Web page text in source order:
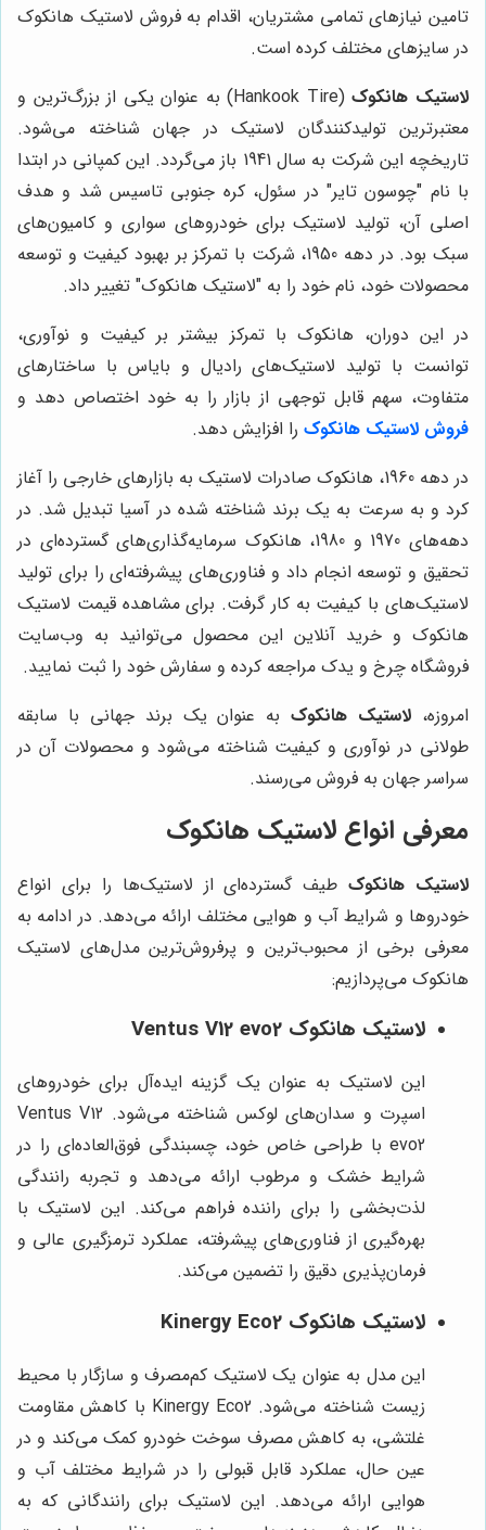
تامین نیازهای تمامی مشتریان، اقدام به فروش لاستیک هانکوک
در سایزهای مختلف کرده است.
لاستیک هانکوک
(Hankook Tire) به عنوان یکی از بزرگ‌ترین و
معتبرترین تولیدکنندگان لاستیک در جهان شناخته می‌شود.
تاریخچه این شرکت به سال 1941 باز می‌گردد. این کمپانی در ابتدا
با نام "چوسون تایر" در سئول، کره جنوبی تاسیس شد و هدف
اصلی آن، تولید لاستیک برای خودروهای سواری و کامیون‌های
سبک بود. در دهه 1950، شرکت با تمرکز بر بهبود کیفیت و توسعه
محصولات خود، نام خود را به "لاستیک هانکوک" تغییر داد.
در این دوران، هانکوک با تمرکز بیشتر بر کیفیت و نوآوری،
توانست با تولید لاستیک‌های رادیال و بایاس با ساختارهای
متفاوت، سهم قابل توجهی از بازار را به خود اختصاص دهد و
فروش لاستیک هانکوک را افزایش دهد.
در دهه 1960، هانکوک صادرات لاستیک به بازارهای خارجی را آغاز
کرد و به سرعت به یک برند شناخته شده در آسیا تبدیل شد. در
دهه‌های 1970 و 1980، هانکوک سرمایه‌گذاری‌های گسترده‌ای در
تحقیق و توسعه انجام داد و فناوری‌های پیشرفته‌ای را برای تولید
لاستیک‌های با کیفیت به کار گرفت. برای مشاهده قیمت لاستیک
هانکوک و خرید آنلاین این محصول می‌توانید به وب‌سایت
فروشگاه چرخ و یدک مراجعه کرده و سفارش خود را ثبت نمایید.
امروزه، لاستیک هانکوکبه عنوان یک برند جهانی با سابقه
طولانی در نوآوری و کیفیت شناخته می‌شود و محصولات آن در
سراسر جهان به فروش می‌رسند.
معرفی انواع لاستیک هانکوک
لاستیک هانکوکطیف گسترده‌ای از لاستیک‌ها را برای انواع
خودروها و شرایط آب و هوایی مختلف ارائه می‌دهد. در ادامه به
معرفی برخی از محبوب‌ترین و پرفروش‌ترین مدل‌های لاستیک
هانکوک می‌پردازیم:
لاستیک هانکوک Ventus V12 evo2
این لاستیک به عنوان یک گزینه ایده‌آل برای خودروهای
اسپرت و سدان‌های لوکس شناخته می‌شود. Ventus V12
evo2 با طراحی خاص خود، چسبندگی فوق‌العاده‌ای را در
شرایط خشک و مرطوب ارائه می‌دهد و تجربه رانندگی
لذت‌بخشی را برای راننده فراهم می‌کند. این لاستیک با
بهره‌گیری از فناوری‌های پیشرفته، عملکرد ترمزگیری عالی و
فرمان‌پذیری دقیق را تضمین می‌کند.
لاستیک هانکوک Kinergy Eco2
این مدل به عنوان یک لاستیک کم‌مصرف و سازگار با محیط
زیست شناخته می‌شود. Kinergy Eco2 با کاهش مقاومت
غلتشی، به کاهش مصرف سوخت خودرو کمک می‌کند و در
عین حال، عملکرد قابل قبولی را در شرایط مختلف آب و
هوایی ارائه می‌دهد. این لاستیک برای رانندگانی که به